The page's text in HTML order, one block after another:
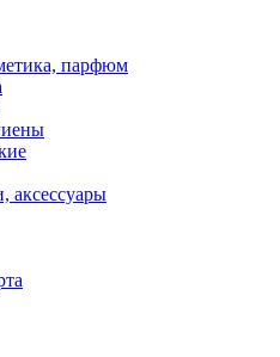
парфюм
аксессуары